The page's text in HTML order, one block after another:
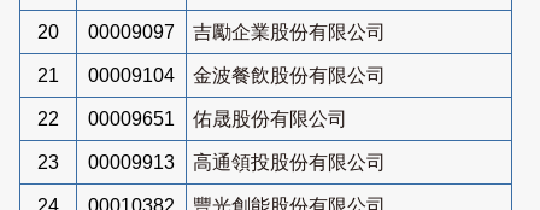
20 00009097 吉勵企業股份有限公司
21 00009104 金波餐飲股份有限公司
22 00009651 佑晟股份有限公司
23 00009913 高通領投股份有限公司
24 00010382 豐光創能股份有限公司